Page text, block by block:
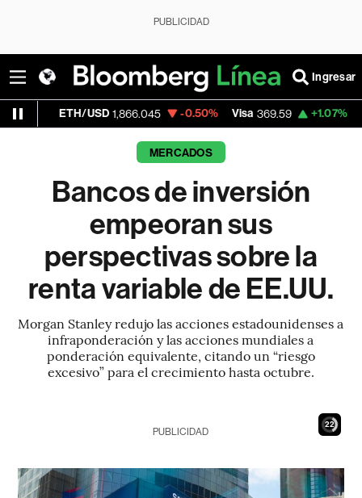
PUBLICIDAD
Ingresar
1,866.045 -0.50% Visa 369.59 +1.07%
MERCADOS
Bancos de inversión
empeoran sus
perspectivas sobre la
renta variable de EE.UU.
Morgan Stanley redujo las acciones estadounidenses a
infraponderación y las acciones mundiales a
ponderación equivalente, citando un “riesgo
excesivo” para el crecimiento hasta octubre.
21
PUBLICIDAD